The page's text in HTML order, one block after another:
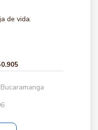
de vida.